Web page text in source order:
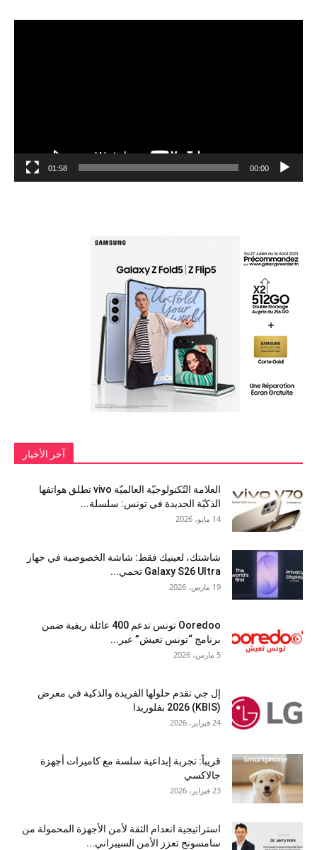
00:00
01:58
آخر الأخبار
العلامة التّكنولوجيّة العالميّة vivo تطلق هواتفها
الذكيّة الجديدة في تونس: سلسلة...
14 مايو، 2026
شاشتك، لعينيك فقط: شاشة الخصوصية في جهاز
Galaxy S26 Ultra تحمي...
19 مارس، 2026
Ooredoo تونس تدعم 400 عائلة ريفية ضمن
برنامج “تونس تعيش” عبر...
5 مارس، 2026
إل جي تقدم حلولها الفريدة والذكية في معرض
(KBIS) 2026 بفلوريدا
24 فبراير، 2026
قريباً: تجربة إبداعية سلسة مع كاميرات أجهزة
جالاكسي
23 فبراير، 2026
استراتيجية انعدام الثقة لأمن الأجهزة المحمولة من
سامسونج تعزز الأمن السيبراني...